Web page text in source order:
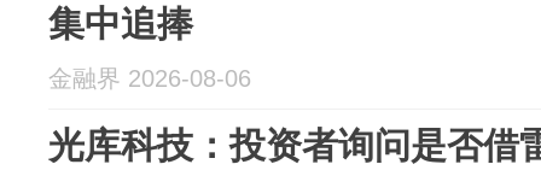
集中追捧
金融界 2026-08-06
光库科技：投资者询问是否借